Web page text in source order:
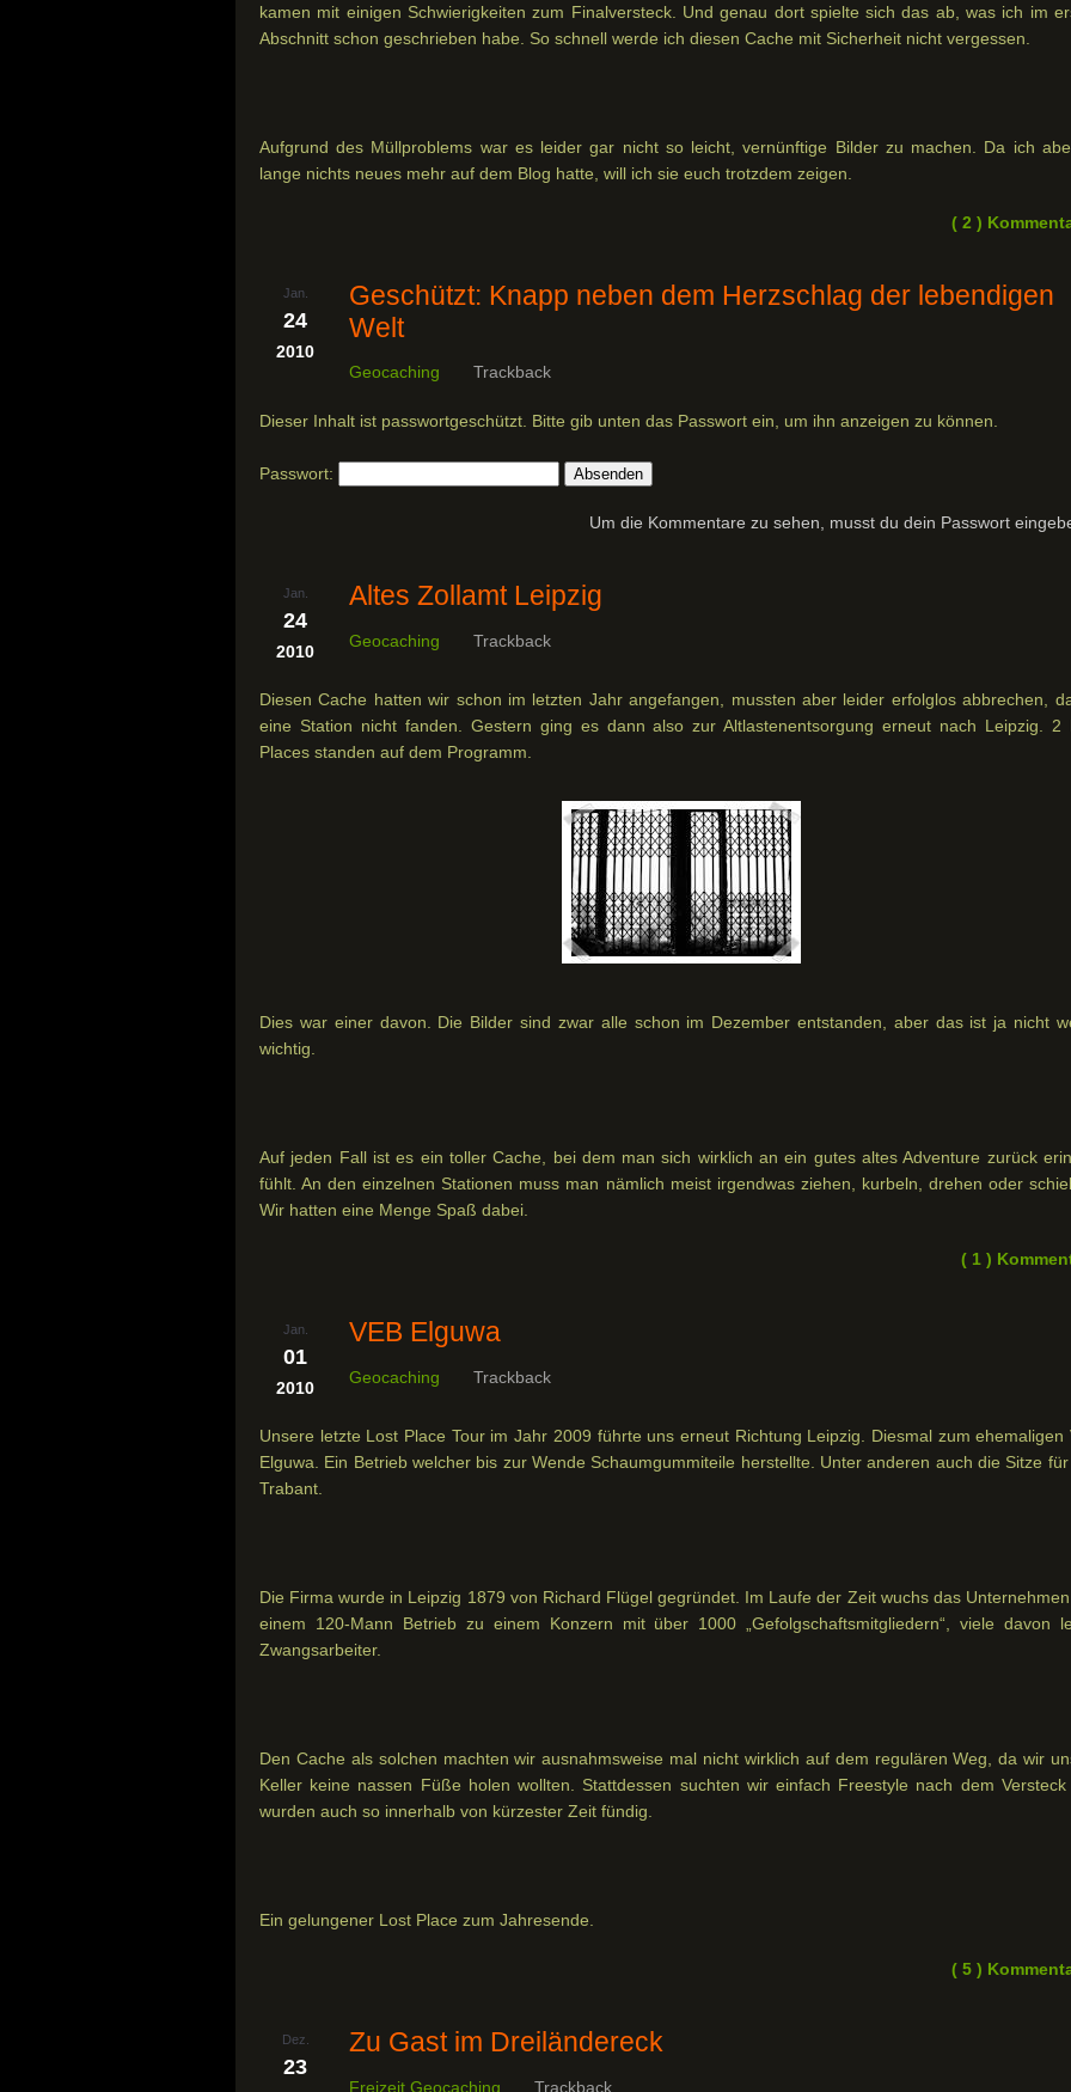
kamen mit einigen Schwierigkeiten zum Finalversteck. Und genau dort spielte sich das ab, was ich im
Abschnitt schon geschrieben habe. So schnell werde ich diesen Cache mit Sicherheit nicht vergessen.
Aufgrund des Müllproblems war es leider gar nicht so leicht, vernünftige Bilder zu machen. Da ich
lange nichts neues mehr auf dem Blog hatte, will ich sie euch trotzdem zeigen.
( 2 )
Jan.
24
2010
Geschützt: Knapp neben dem Herzschlag der lebendigen
Welt
Geocaching Trackback
Dieser Inhalt ist passwortgeschützt. Bitte gib unten das Passwort ein, um ihn anzeigen zu können.
Passwort:
Um die Kommentare zu sehen, musst du dein Passwort
Jan.
24
2010
Altes Zollamt Leipzig
Geocaching Trackback
Diesen Cache hatten wir schon im letzten Jahr angefangen, mussten aber leider erfolglos abbrechen,
eine Station nicht fanden. Gestern ging es dann also zur Altlastenentsorgung erneut nach Leipzig. 2
Places standen auf dem Programm.
Dies war einer davon. Die Bilder sind zwar alle schon im Dezember entstanden, aber das ist ja nicht
wichtig.
Auf jeden Fall ist es ein toller Cache, bei dem man sich wirklich an ein gutes altes Adventure zurück
fühlt. An den einzelnen Stationen muss man nämlich meist irgendwas ziehen, kurbeln, drehen oder
Wir hatten eine Menge Spaß dabei.
( 1 )
Jan.
01
2010
VEB Elguwa
Geocaching Trackback
Unsere letzte Lost Place Tour im Jahr 2009 führte uns erneut Richtung Leipzig. Diesmal zum ehemaligen
Elguwa. Ein Betrieb welcher bis zur Wende Schaumgummiteile herstellte. Unter anderen auch die Sitze
Trabant.
Die Firma wurde in Leipzig 1879 von Richard Flügel gegründet. Im Laufe der Zeit wuchs das
einem 120-Mann Betrieb zu einem Konzern mit über 1000 „Gefolgschaftsmitgliedern“, viele davon
Zwangsarbeiter.
Den Cache als solchen machten wir ausnahmsweise mal nicht wirklich auf dem regulären Weg, da wir
Keller keine nassen Füße holen wollten. Stattdessen suchten wir einfach Freestyle nach dem Versteck
wurden auch so innerhalb von kürzester Zeit fündig.
Ein gelungener Lost Place zum Jahresende.
( 5 )
Dez.
23
Zu Gast im Dreiländereck
Freizeit Geocaching Trackback